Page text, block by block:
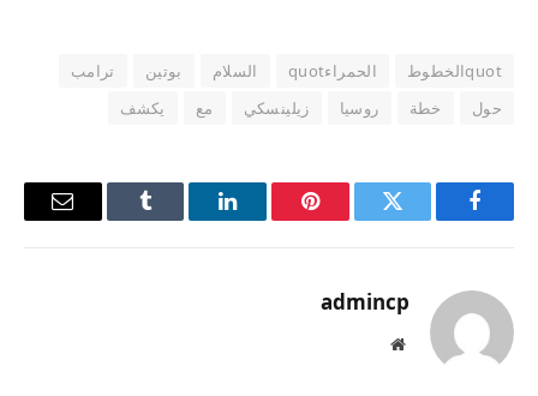
quotالخطوط الحمراءquot السلام بوتين
ترامب
حول
خطة روسيا زيلينسكي مع يكشف
فيسبوك تويتر بينتيريستلينكدإن Tumblr
البريد
admincp
موقع